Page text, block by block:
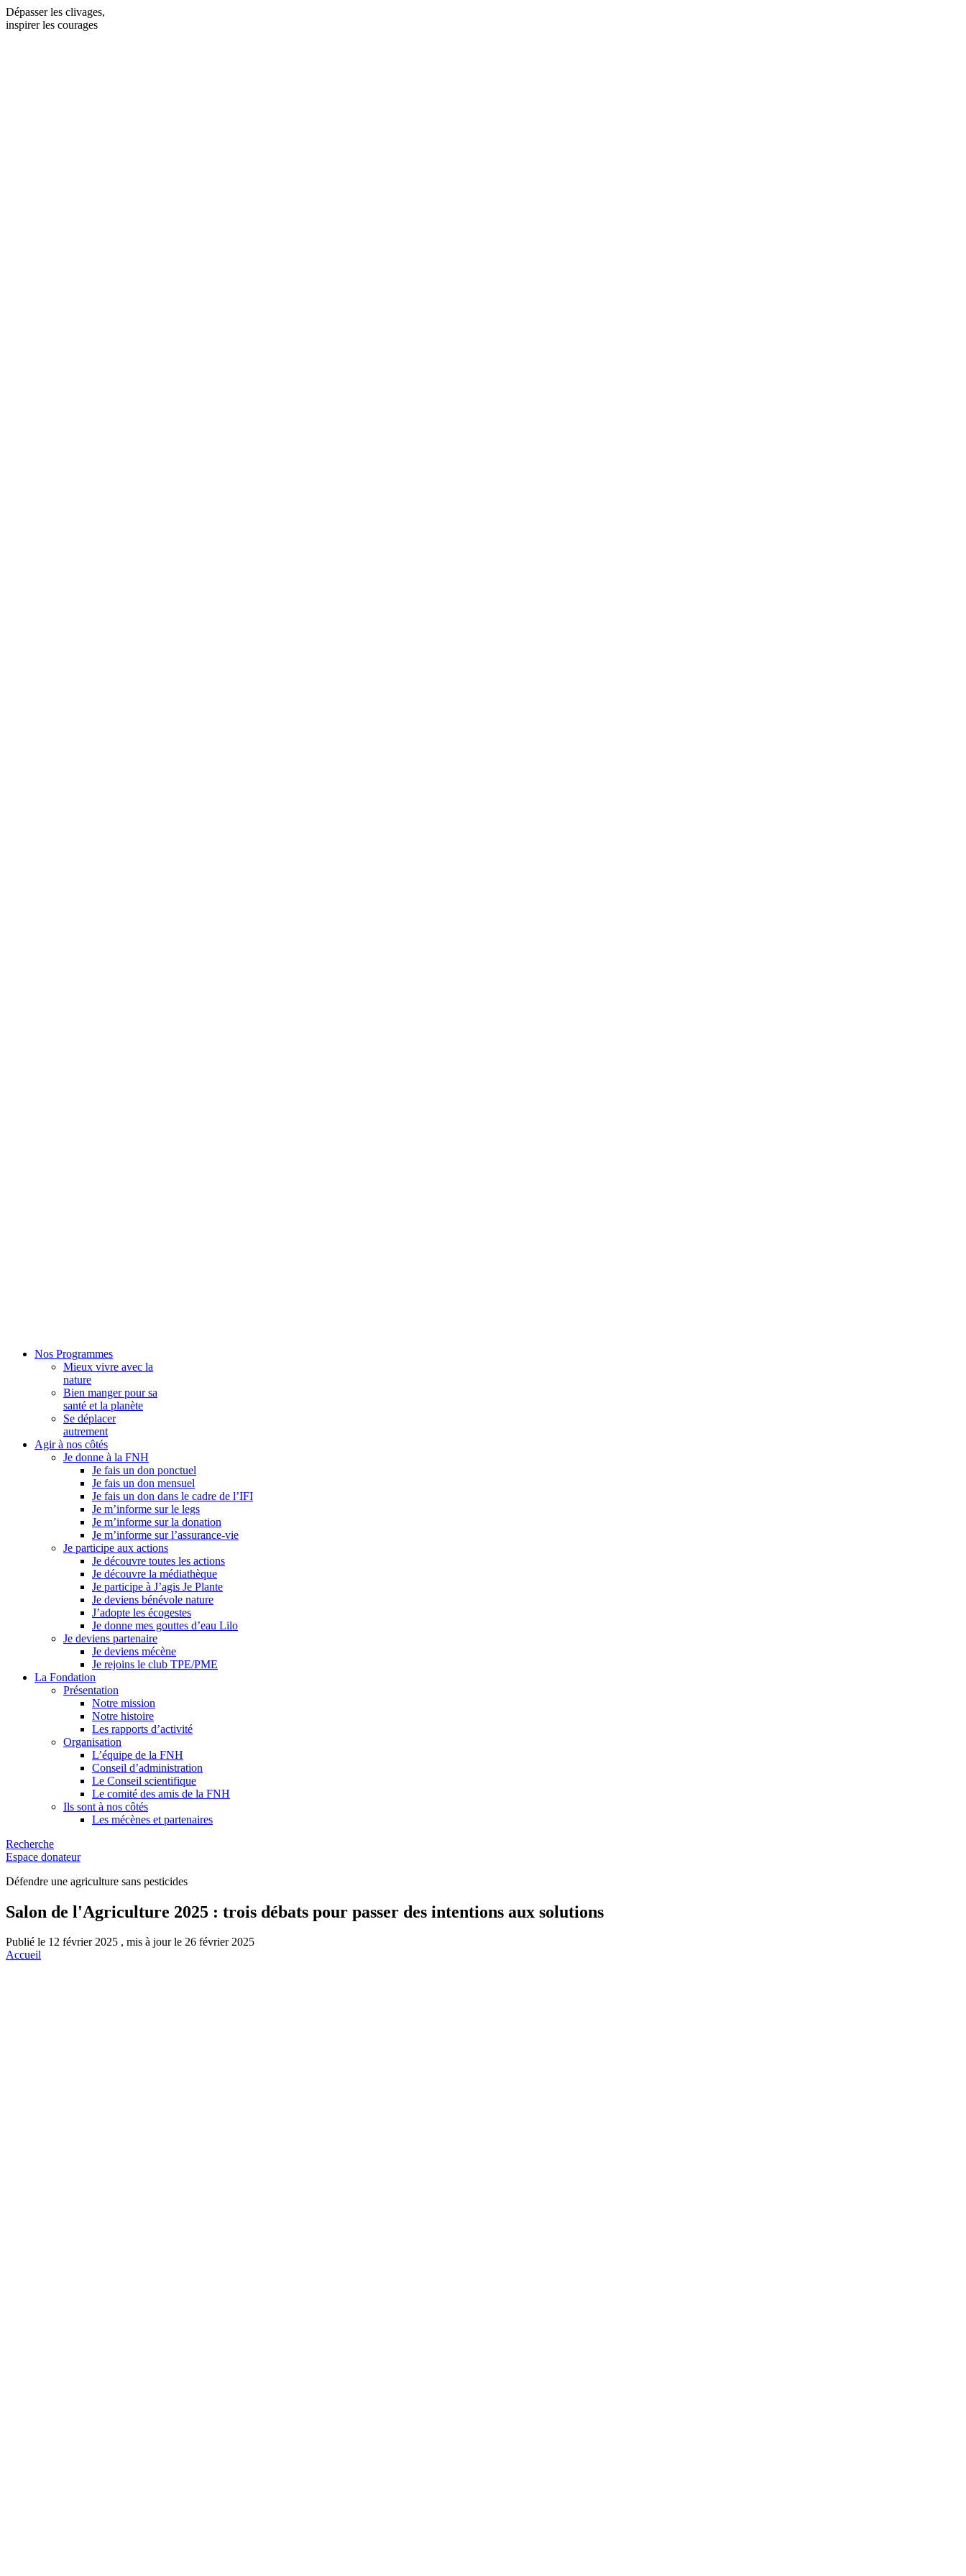
Dépasser les clivages,
inspirer les courages
Nos Programmes
Mieux vivre avec la
nature
Bien manger pour sa
santé et la planète
Se déplacer
autrement
Agir à nos côtés
Je donne à la FNH
Je fais un don ponctuel
Je fais un don mensuel
Je fais un don dans le cadre de l’IFI
Je m’informe sur le legs
Je m’informe sur la donation
Je m’informe sur l’assurance-vie
Je participe aux actions
Je découvre toutes les actions
Je découvre la médiathèque
Je participe à J’agis Je Plante
Je deviens bénévole nature
J’adopte les écogestes
Je donne mes gouttes d’eau Lilo
Je deviens partenaire
Je deviens mécène
Je rejoins le club TPE/PME
La Fondation
Présentation
Notre mission
Notre histoire
Les rapports d’activité
Organisation
L’équipe de la FNH
Conseil d’administration
Le Conseil scientifique
Le comité des amis de la FNH
Ils sont à nos côtés
Les mécènes et partenaires
Recherche
Espace donateur
Défendre une agriculture sans pesticides
Salon de l'Agriculture 2025 : trois débats pour passer des intentions aux solutions
Publié le 12 février 2025 , mis à jour le 26 février 2025
Accueil